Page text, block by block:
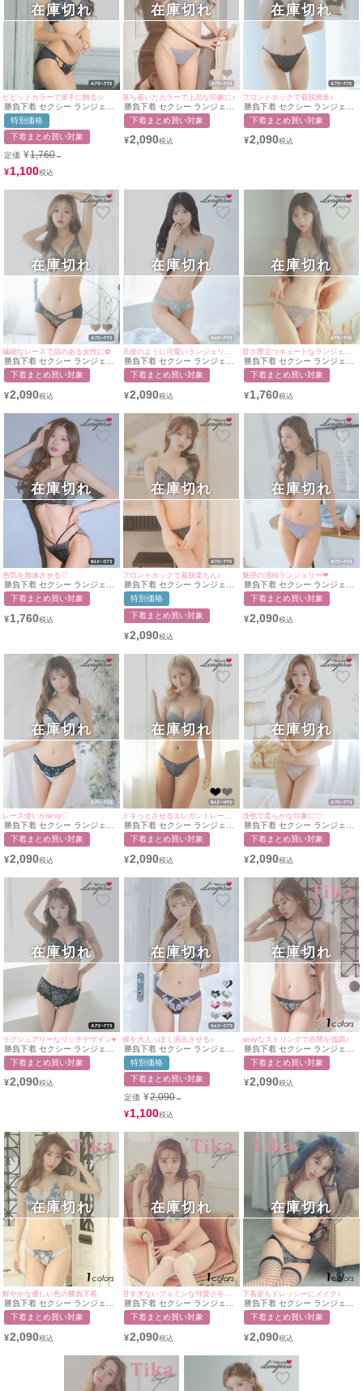
ビビットカラーで派手に飾る☆
勝負下着 セクシー ランジェリ
ーフラワー刺繍レース脇高カッ
プブラジャー＆ショーツ2点セ
ット
特別価格
下着まとめ買い対象
定価 ¥1,760→
¥1,100
在庫切れ
落ち着いたカラーで上品な印象に♪
勝負下着 セクシー ランジェリ
ー フラワーレース刺繍ブラジ
ャー＆ショーツ2点セット
下着まとめ買い対象
¥2,090
在庫切れ
フロントホックで着脱簡単♪
勝負下着 セクシー ランジェリ
ーフロントホックレイヤードエ
レガントラッセルレースカップ
ト
下着まとめ買い対象
¥2,090
在庫切れ
繊細なレースで品のある女性に✿
勝負下着 セクシー ランジェリ
ー ヌーディー花柄シアーレー
スブラ＆2ラインショーツ2点
下着まとめ買い対象
¥2,090
在庫切れ
勝負下着 セクシー ランジェリ
ー エレガント刺繍フロントホ
ックセクシーバッククロス脇高
点セット
下着まとめ買い対象
¥2,090
在庫切れ
勝負下着 セクシー ランジェリ
ー チュールベールレースカッ
プブラジャー＆ショーツ2点セ
下着まとめ買い対象
¥1,760
在庫切れ
色気を加速させる♡
勝負下着 セクシー ランジェリ
ー サテン ブラックスカラップ
レース レイヤード ワイヤー ブ
下着まとめ買い対象
¥1,760
在庫切れ
フロントホックで着脱楽ちん♪
勝負下着 セクシー ランジェリ
ーフラワー刺繍フロントホック
脇高カップブラジャー＆ショー
ツ2点セット
特別価格
下着まとめ買い対象
¥2,090
在庫切れ
魅惑の清純ランジェリー❤︎
勝負下着 セクシー ランジェリ
ー シアーチュールレース脇高
フルカップブラジャー＆ショー
下着まとめ買い対象
¥2,090
在庫切れ
レース使いがsexy♡
勝負下着 セクシー ランジェリ
ー フラワーブラックレースブ
ラジャー＆ショーツ2点セット
下着まとめ買い対象
¥2,090
在庫切れ
勝負下着 セクシー ランジェリ
ー レイヤードレースブラジャ
ー＆ショーツ2点セット
下着まとめ買い対象
¥2,090
在庫切れ
淡色で柔らかな印象に♡
勝負下着 セクシー ランジェリ
ー シアーフラワーレース三角
ブラ＆ラインショーツ2点セッ
下着まとめ買い対象
¥2,090
在庫切れ
ラグジュアリーなリッチデザイン♥
勝負下着 セクシー ランジェリ
ー バストカットシアーレース
脇高ブラ＆ショーツ2点セット
下着まとめ買い対象
¥2,090
在庫切れ
裸を大人っぽく演出させる♪
勝負下着 セクシー ランジェリ
ー レトロ バラ刺繍リボンカッ
プブラ＆ショーツ2点セット
特別価格
下着まとめ買い対象
定価 ¥2,090→
¥1,100
在庫切れ
sexyなストリングで谷間を強調♪
勝負下着 セクシー ランジェリ
ー フラワー刺繍チャームスト
リングブラジャー＆ショーツ2
下着まとめ買い対象
¥2,090
在庫切れ
鮮やかな優しい色の勝負下着
勝負下着 セクシー ランジェリ
ー フラワー刺繍デザインブラ
ジャー＆ショーツ2点セット
下着まとめ買い対象
¥2,090
在庫切れ
勝負下着 セクシー ランジェリ
ー シアーフェミンレースリボ
ンブラジャー＆ショーツ2点セ
下着まとめ買い対象
¥2,090
在庫切れ
下着姿もドレッシーにメイク♪
勝負下着 セクシー ランジェリ
ー オールフラワー刺繍レース
ブラジャー＆ショーツ2点セッ
下着まとめ買い対象
¥2,090
在庫切れ